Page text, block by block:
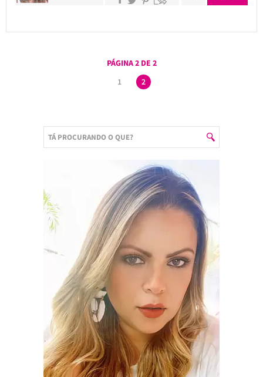
PÁGINA 2 DE 2
1
2